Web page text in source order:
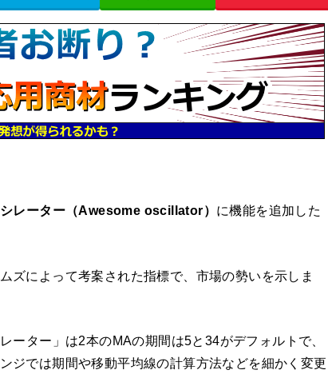
レーター（Awesome oscillator） に機能を追加した
ズによって考案された指標で、市場の勢いを示しま
ーター」は2本のMAの期間は5と34がデフォルトで、
ジでは期間や移動平均線の計算方法などを細かく変更